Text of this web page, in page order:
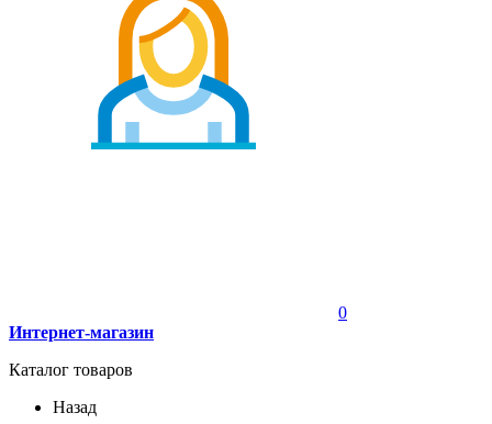
0
Интернет-магазин
Каталог товаров
Назад